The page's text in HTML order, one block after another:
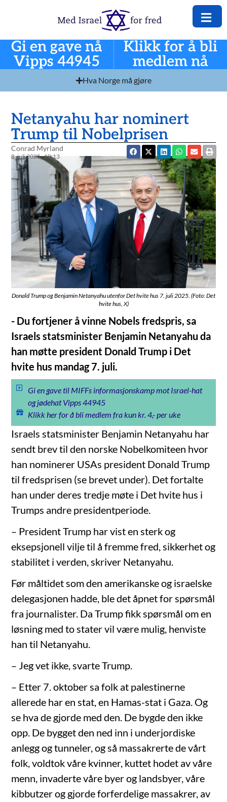
Gi en gave nå
Vipps 44945
Klikk for å bli
medlem nå
Hva Norge må gjøre
Netanyahu har nominert
Trump til Nobelprisen
Conrad Myrland
8. juli 2025 10:13
Donald Trump og Benjamin Netanyahu utenfor Det hvite hus 7. juli 2025. (Foto: Det
hvite hus, X)
- Du fortjener å vinne Nobels fredspris, sa
Israels statsminister Benjamin Netanyahu da
han møtte president Donald Trump i Det
hvite hus mandag 7. juli.
Gi en gave til MIFFs informasjonskamp mot Israel-hat
og jødehat Vipps 44945
Klikk her for å bli medlem fra kun kr. 4,- per uke
Israels statsminister Benjamin Netanyahu har
sendt brev til den norske Nobelkomiteen hvor
han nominerer USAs president Donald Trump
til fredsprisen (se brevet under). Det fortalte
han under deres tredje møte i Det hvite hus i
Trumps andre presidentperiode.
– President Trump har vist en sterk og
eksepsjonell vilje til å fremme fred, sikkerhet og
stabilitet i verden, skriver Netanyahu.
Før måltidet som den amerikanske og israelske
delegasjonen hadde, ble det åpnet for spørsmål
fra journalister. Da Trump fikk spørsmål om en
løsning med to stater vil være mulig, henviste
han til Netanyahu.
– Jeg vet ikke, svarte Trump.
– Etter 7. oktober sa folk at palestinerne
allerede har en stat, en Hamas-stat i Gaza. Og
se hva de gjorde med den. De bygde den ikke
opp. De bygget den ned inn i underjordiske
anlegg og tunneler, og så massakrerte de vårt
folk, voldtok våre kvinner, kuttet hodet av våre
menn, invaderte våre byer og landsbyer, våre
kibbutzer og gjorde forferdelige massakrer, av